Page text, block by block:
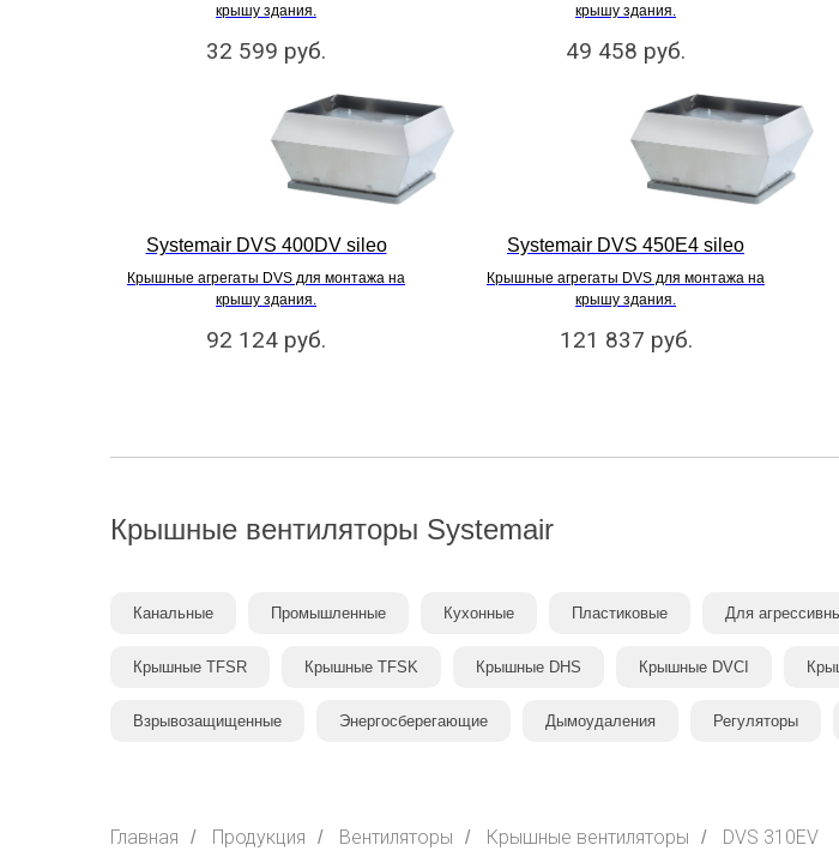
крышу здания.
32 599 руб.
крышу здания.
49 458 руб.
Systemair DVS 400DV sileo
Крышные агрегаты DVS для монтажа на
крышу здания.
92 124 руб.
Systemair DVS 450E4 sileo
Крышные агрегаты DVS для монтажа на
крышу здания.
121 837 руб.
Крышные вентиляторы Systemair
Канальные Промышленные Кухонные Пластиковые Для
Крышные TFSR Крышные TFSK Крышные DHS Крышные DVCI
Взрывозащищенные Энергосберегающие Дымоудаления Регуляторы
Главная / Продукция / Вентиляторы / Крышные вентиляторы / DVS 310EV